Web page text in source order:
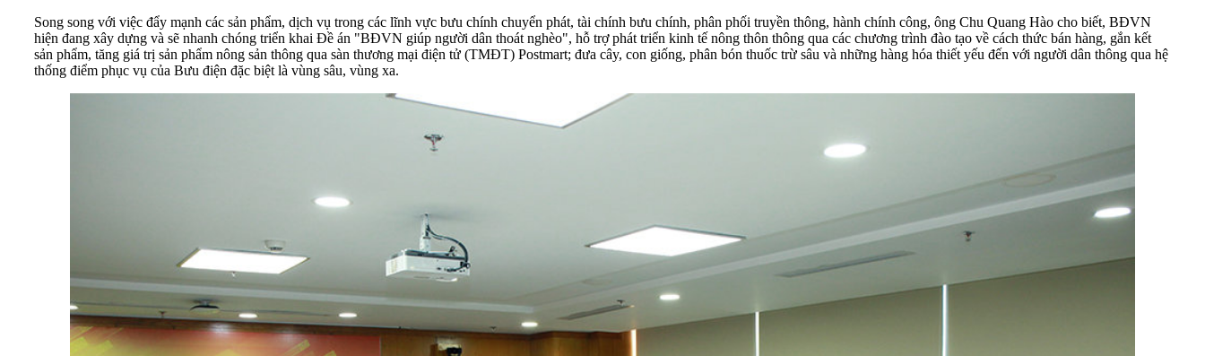
Song song với việc đẩy mạnh các sản phẩm, dịch vụ trong các lĩnh vực bưu chính chuyển phát, tài chính bưu chính, phân phối truyền thông, hành chính công, ông Chu Quang Hào cho biết, BĐVN
hiện đang xây dựng và sẽ nhanh chóng triển khai Đề án "BĐVN giúp người dân thoát nghèo", hỗ trợ phát triển kinh tế nông thôn thông qua các chương trình đào tạo về cách thức bán hàng, gắn kết
sản phẩm, tăng giá trị sản phẩm nông sản thông qua sàn thương mại điện tử (TMĐT) Postmart; đưa cây, con giống, phân bón thuốc trừ sâu và những hàng hóa thiết yếu đến với người dân thông qua hệ
thống điểm phục vụ của Bưu điện đặc biệt là vùng sâu, vùng xa.